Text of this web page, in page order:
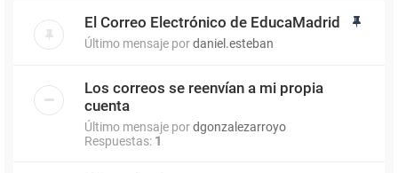
El Correo Electrónico de EducaMadrid
Último mensaje pordaniel.esteban
Los correos se reenvían a mi propia
cuenta
Último mensaje pordgonzalezarroyo
Respuestas: 1